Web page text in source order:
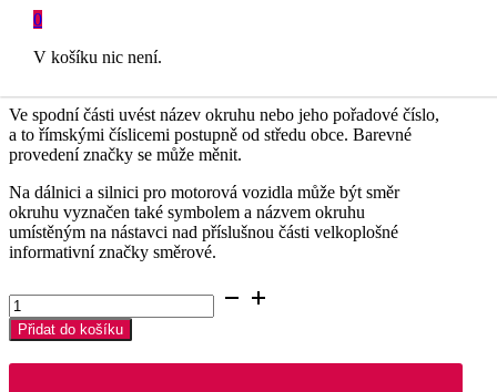
0
V košíku nic není.
PŘÍSLUŠENSTVÍ
Dopravní značkaIP1 Okruh
Ve spodní části uvést název okruhu nebo jeho pořadové číslo,
a to římskými číslicemi postupně od středu obce. Barevné
provedení značky se může měnit.
Na dálnici a silnici pro motorová vozidla může být směr
okruhu vyznačen také symbolem a názvem okruhu
umístěným na nástavci nad příslušnou části velkoplošné
informativní značky směrové.
Okruh
-
IP1
Přidat do košíku